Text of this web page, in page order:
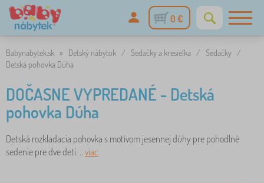
0 €
Babynabytek.sk » Detský nábytok / Sedačky a kresielka / Sedačky /
Detská pohovka Dúha
DOČASNE VYPREDANÉ - Detská
pohovka Dúha
Detská rozkladacia pohovka s motívom jesennej dúhy pre pohodlné
sedenie pre dve deti. .. viac